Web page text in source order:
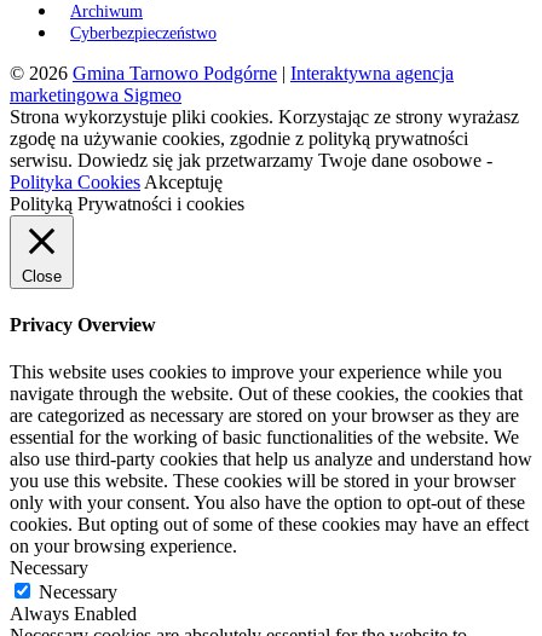
Archiwum
Cyberbezpieczeństwo
© 2026 Gmina Tarnowo Podgórne | Interaktywna agencja
marketingowa Sigmeo
Strona wykorzystuje pliki cookies. Korzystając ze strony wyrażasz
zgodę na używanie cookies, zgodnie z polityką prywatności
serwisu. Dowiedz się jak przetwarzamy Twoje dane osobowe -
Polityka Cookies Akceptuję
Polityką Prywatności i cookies
Close
Privacy Overview
This website uses cookies to improve your experience while you
navigate through the website. Out of these cookies, the cookies that
are categorized as necessary are stored on your browser as they are
essential for the working of basic functionalities of the website. We
also use third-party cookies that help us analyze and understand how
you use this website. These cookies will be stored in your browser
only with your consent. You also have the option to opt-out of these
cookies. But opting out of some of these cookies may have an effect
on your browsing experience.
Necessary
Necessary
Always Enabled